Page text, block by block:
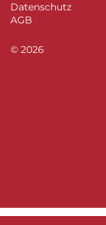
Datenschutz
AGB
© 2026